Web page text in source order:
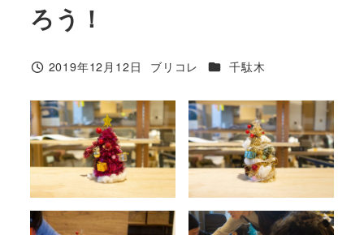
ろう！
投稿日
2019年12月12日
著
ブリコレ カテゴリー
千駄木